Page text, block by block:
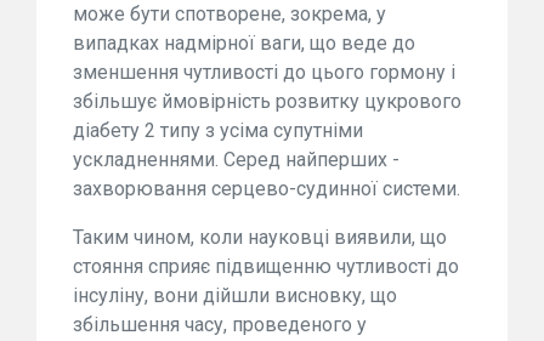
може бути спотворене, зокрема, у
випадках надмірної ваги, що веде до
зменшення чутливості до цього гормону і
збільшує ймовірність розвитку цукрового
діабету 2 типу з усіма супутніми
ускладненнями. Серед найперших -
захворювання серцево-судинної системи.
Таким чином, коли науковці виявили, що
стояння сприяє підвищенню чутливості до
інсуліну, вони дійшли висновку, що
збільшення часу, проведеного у